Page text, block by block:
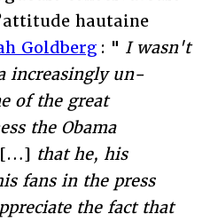
hautaine
Goldberg : " I wasn't
increasingly un-
of the great
the Obama
that he, his
fans in the press
the fact that